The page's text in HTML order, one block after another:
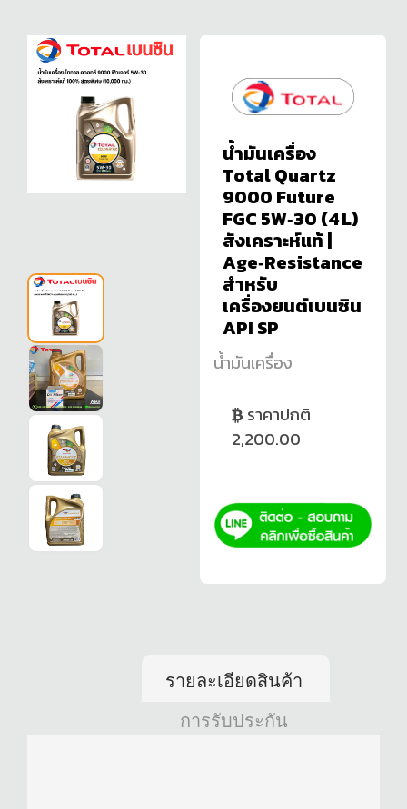
น้ำมันเครื่อง
Total Quartz
9000 Future
FGC 5W‑30 (4 L)
สังเคราะห์แท้ |
Age‑Resistance
สำหรับ
เครื่องยนต์เบนซิน
API SP
น้ำมันเครื่อง
ราคาปกติ
2,200.00
รายละเอียดสินค้า
การรับประกัน